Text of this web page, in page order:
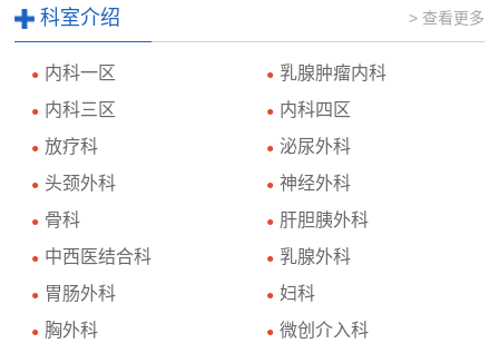
科室介绍 > 查看更多
● 内科一区 ● 乳腺肿瘤内科
● 内科三区 ● 内科四区
● 放疗科 ● 泌尿外科
● 头颈外科 ● 神经外科
● 骨科 ● 肝胆胰外科
● 中西医结合科 ● 乳腺外科
● 胃肠外科 ● 妇科
● 胸外科 ● 微创介入科